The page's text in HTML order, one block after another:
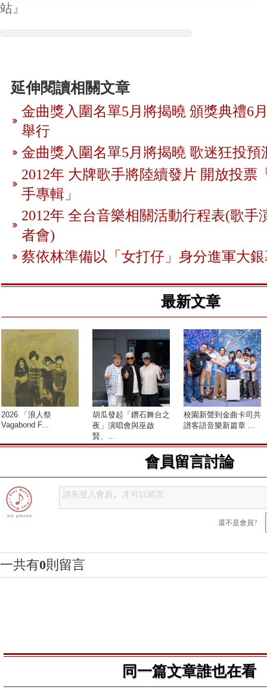
站』
延伸閱讀相關文章
金曲獎入圍名單5月將揭曉 頒獎典禮6
舉行
金曲獎入圍名單5月將揭曉 歌迷狂投預
2012年 大牌歌手將陸續發片 開放投票
手專輯」
2012年 全台音樂相關活動行程表(歌手
者會)
蔡依林準備以「女打仔」身分進軍大
最新文章
2026 「浪人祭
Vagabond F...
胡瓜發起「鑽石舞台之
夜」演唱會與巫啟
賢、...
校園新聲到金曲卡司共
譜客語音樂新篇章 ...
會員留言討論
還不是會員?
一共有0則留言
同一篇文章誰也在看